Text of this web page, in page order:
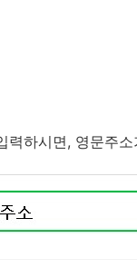
력하시면, 영문주소